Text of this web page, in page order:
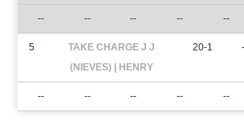
-- -- -- -- --
5
TAKE CHARGE J J
(NIEVES) | HENRY
20-1
-- -- -- -- --